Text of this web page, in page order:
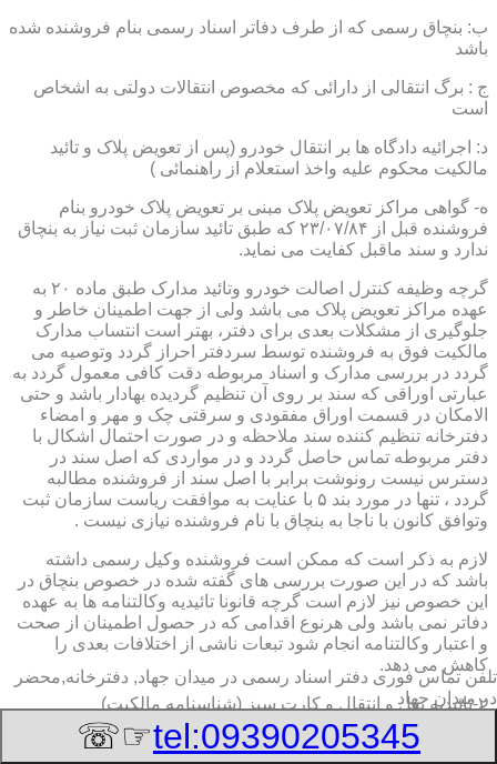
ب: بنچاق رسمی که از طرف دفاتر اسناد رسمی بنام فروشنده شده
باشد
ج : برگ انتقالی از دارائی که مخصوص انتقالات دولتی به اشخاص
است
د: اجرائیه دادگاه ها بر انتقال خودرو (پس از تعویض پلاک و تائید
مالکیت محکوم علیه واخذ استعلام از راهنمائی )
ه- گواهی مراکز تعویض پلاک مبنی بر تعویض پلاک خودرو بنام
فروشنده قبل از ۲۳/۰۷/۸۴ که طبق تائید سازمان ثبت نیاز به بنچاق
ندارد و سند ماقبل کفایت می نماید.
گرچه وظیفه کنترل اصالت خودرو وتائید مدارک طبق ماده ۲۰ به
عهده مراکز تعویض پلاک می باشد ولی از جهت اطمینان خاطر و
جلوگیری از مشکلات بعدی برای دفتر، بهتر است انتساب مدارک
مالکیت فوق به فروشنده توسط سردفتر احراز گردد وتوصیه می
گردد در بررسی مدارک و اسناد مربوطه دقت کافی معمول گردد به
عبارتی اوراقی که سند بر روی آن تنظیم گردیده بهادار باشد و حتی
الامکان در قسمت اوراق مفقودی و سرقتی چک و مهر و امضاء
دفترخانه تنظیم کننده سند ملاحظه و در صورت احتمال اشکال با
دفتر مربوطه تماس حاصل گردد و در مواردی که اصل سند در
دسترس نیست رونوشت برابر با اصل سند از فروشنده مطالبه
گردد ، تنها در مورد بند ۵ با عنایت به موافقت ریاست سازمان ثبت
وتوافق کانون با ناجا به بنچاق با نام فروشنده نیازی نیست .
لازم به ذکر است که ممکن است فروشنده وکیل رسمی داشته
باشد که در این صورت بررسی های گفته شده در خصوص بنچاق در
این خصوص نیز لازم است گرچه قانونا تائیدیه وکالتنامه ها به عهده
دفاتر نمی باشد ولی هرنوع اقدامی که در حصول اطمینان از صحت
و اعتبار وکالتنامه انجام شود تبعات ناشی از اختلافات بعدی را
کاهش می دهد.
۲-تائیدیه نقل و انتقال و کارت سبز (شناسنامه مالکیت)
برگ تائیدیه نقل و انتقال صادره از مراکز تعویض پلاک حاوی
تلفن تماس فوری دفتر اسناد رسمی در میدان جهاد, دفترخانه,محضر
در میدان جهاد
tel:09390205345
☞☏